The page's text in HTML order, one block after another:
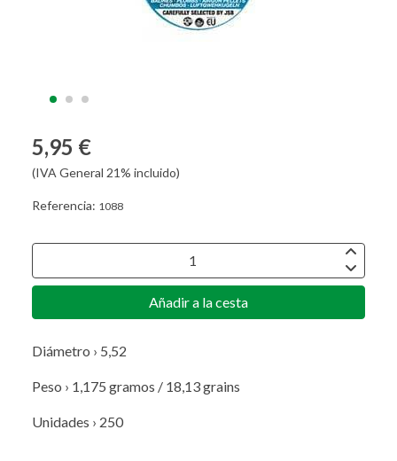
5,95 €
(IVA General 21% incluido)
Referencia: 1088
Añadir a la cesta
Diámetro › 5,52
Peso › 1,175 gramos / 18,13 grains
Unidades › 250